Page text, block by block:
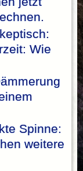
Wie
Spinne:
weitere